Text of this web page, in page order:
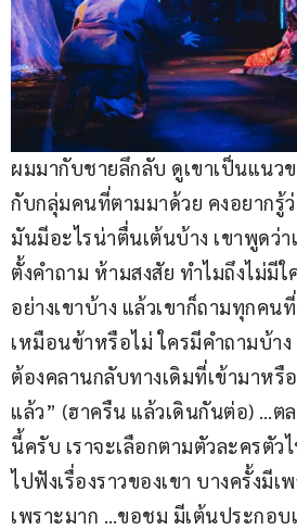
ผมมากับชายลึกลับ ดูเขาเป็นแนว
กับกลุ่มคนที่ตามมาด้วย คงอยากรู้
มันมีอะไรน่าตื่นเต้นบ้าง เขาพูดว่
ตั้งคำถาม ห้ามสงสัย ทำไมถึงไม่มีใ
อย่างเขาบ้าง แล้วเขาก็ถามทุกคน
เหมือนข้าหรือไม่ ใครมีคำถามบ้าง
ต้องคลานกลับทางเดิมที่เข้ามาหรื
แล้ว” (ฮาครืน แล้วเดินกันต่อ) …ต
นี้ครับ เราจะเลือกตามตัวละครตัว
ไปฟังเรื่องราวของเขา บางครั้งมีเ
เพราะมาก …ขอชม มีเต้นประกอบ